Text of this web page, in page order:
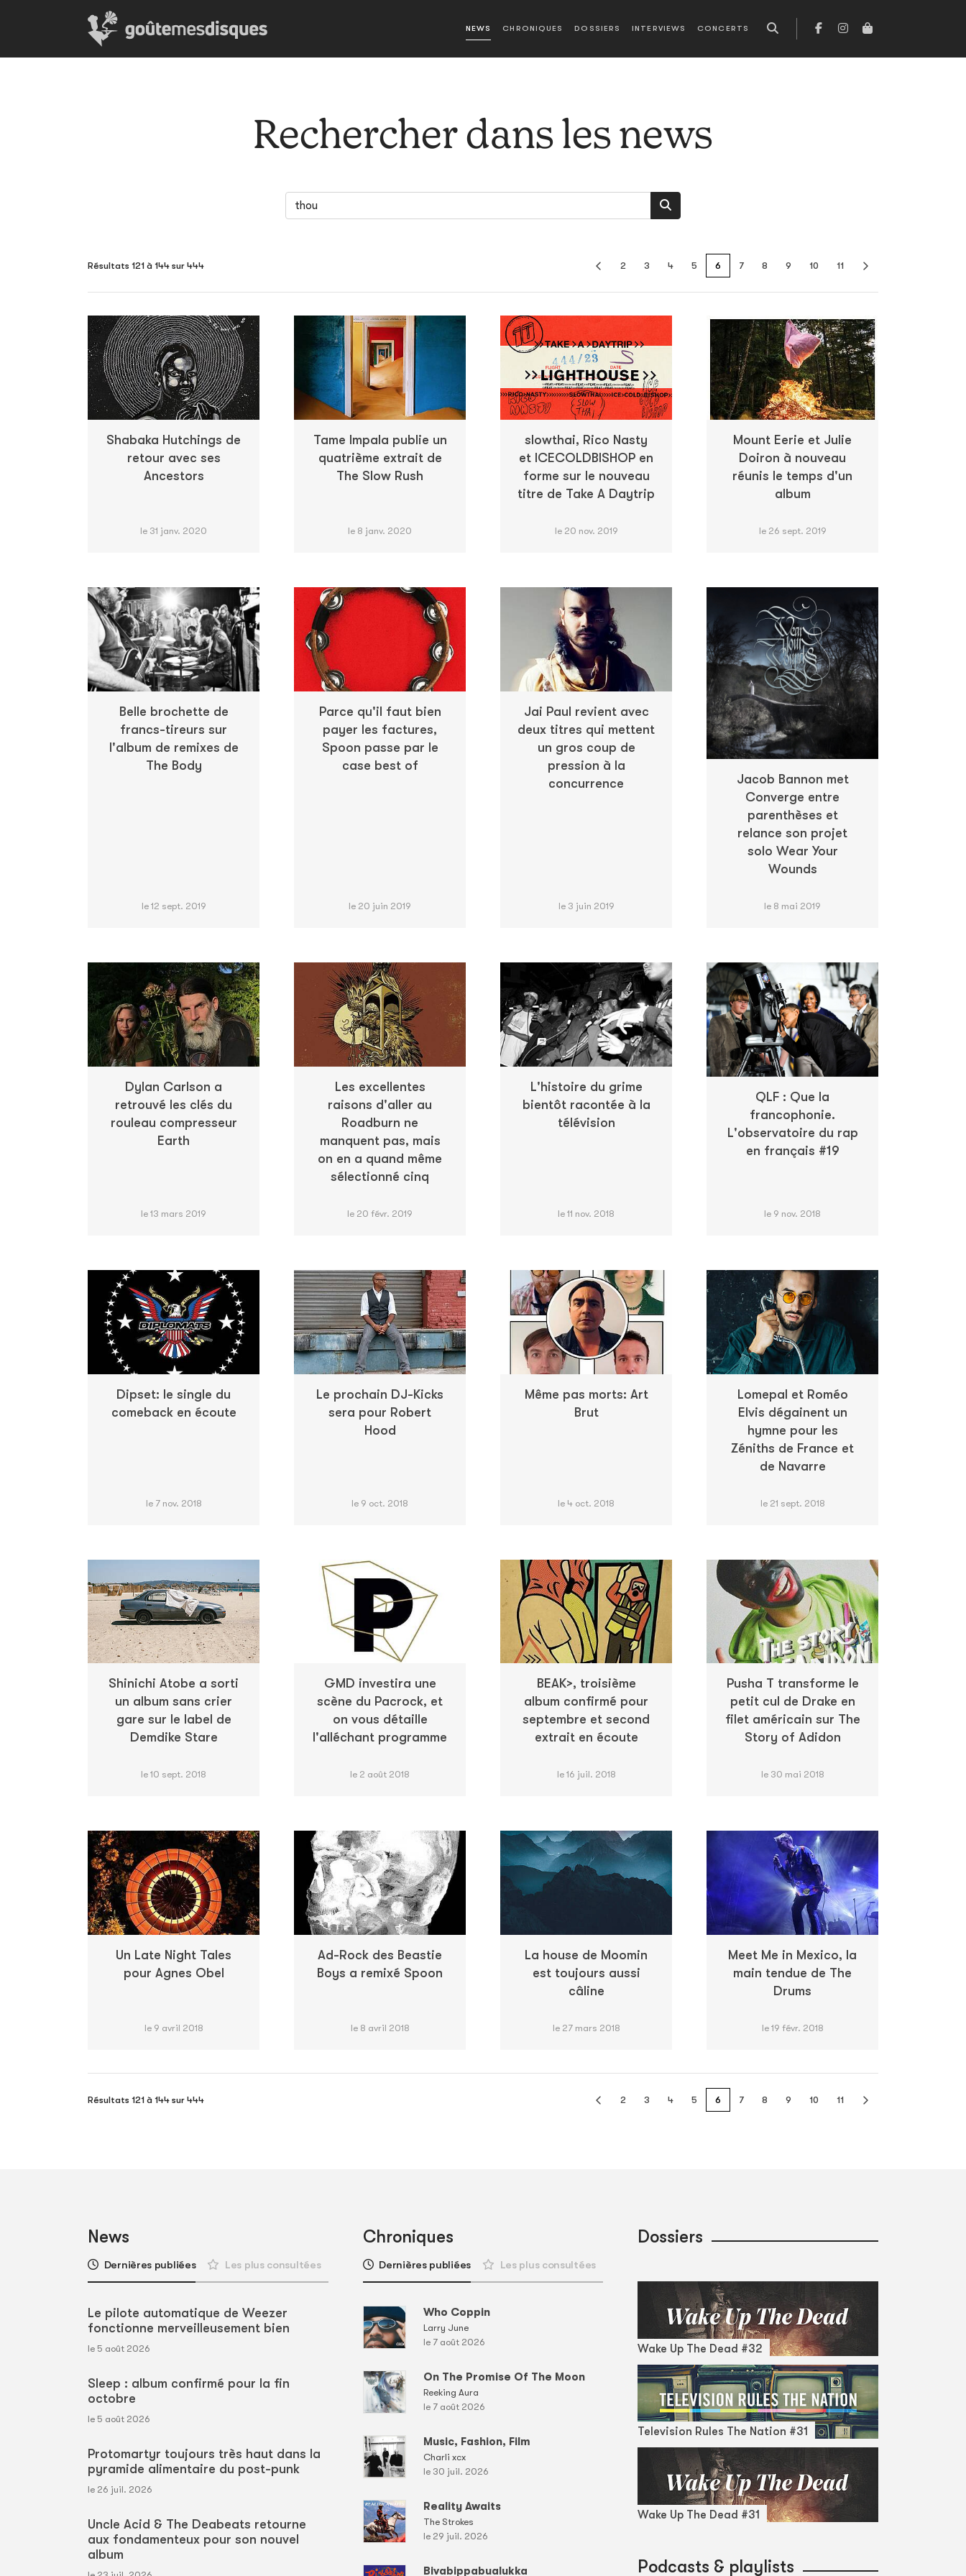
NEWS CHRONIQUES DOSSIERS INTERVIEWS CONCERTS
Rechercher dans les news
Résultats 121 à 144 sur 444 2 3 4 5 6 7 8 9 10 11
Shabaka Hutchings de
retour avec ses
Ancestors
le 31 janv. 2020
Tame Impala publie un
quatrième extrait de
The Slow Rush
le 8 janv. 2020
slowthai, Rico Nasty
et ICECOLDBISHOP en
forme sur le nouveau
titre de Take A Daytrip
le 20 nov. 2019
Mount Eerie et Julie
Doiron à nouveau
réunis le temps d'un
album
le 26 sept. 2019
Belle brochette de
francs-tireurs sur
l'album de remixes de
The Body
le 12 sept. 2019
Parce qu'il faut bien
payer les factures,
Spoon passe par le
case best of
le 20 juin 2019
Jai Paul revient avec
deux titres qui mettent
un gros coup de
pression à la
concurrence
le 3 juin 2019
Jacob Bannon met
Converge entre
parenthèses et
relance son projet
solo Wear Your
Wounds
le 8 mai 2019
Dylan Carlson a
retrouvé les clés du
rouleau compresseur
Earth
le 13 mars 2019
Les excellentes
raisons d'aller au
Roadburn ne
manquent pas, mais
on en a quand même
sélectionné cinq
le 20 févr. 2019
L'histoire du grime
bientôt racontée à la
télévision
le 11 nov. 2018
QLF : Que la
francophonie.
L'observatoire du rap
en français #19
le 9 nov. 2018
Dipset: le single du
comeback en écoute
le 7 nov. 2018
Le prochain DJ-Kicks
sera pour Robert
Hood
le 9 oct. 2018
Même pas morts: Art
Brut
le 4 oct. 2018
Lomepal et Roméo
Elvis dégainent un
hymne pour les
Zéniths de France et
de Navarre
le 21 sept. 2018
Shinichi Atobe a sorti
un album sans crier
gare sur le label de
Demdike Stare
le 10 sept. 2018
GMD investira une
scène du Pacrock, et
on vous détaille
l'alléchant programme
le 2 août 2018
BEAK>, troisième
album confirmé pour
septembre et second
extrait en écoute
le 16 juil. 2018
Pusha T transforme le
petit cul de Drake en
filet américain sur The
Story of Adidon
le 30 mai 2018
Un Late Night Tales
pour Agnes Obel
le 9 avril 2018
Ad-Rock des Beastie
Boys a remixé Spoon
le 8 avril 2018
La house de Moomin
est toujours aussi
câline
le 27 mars 2018
Meet Me in Mexico, la
main tendue de The
Drums
le 19 févr. 2018
Résultats 121 à 144 sur 444 2 3 4 5 6 7 8 9 10 11
News
Dernières publiées Les plus consultées
Le pilote automatique de Weezer
fonctionne merveilleusement bien
le 5 août 2026
Sleep : album confirmé pour la fin
octobre
le 5 août 2026
Protomartyr toujours très haut dans la
pyramide alimentaire du post-punk
le 26 juil. 2026
Uncle Acid & The Deabeats retourne
aux fondamenteux pour son nouvel
album
Chroniques
Dernières publiées Les plus consultées
Who Coppin
Larry June
le 7 août 2026
On The Promise Of The Moon
Reeking Aura
le 7 août 2026
Music, Fashion, Film
Charli xcx
le 30 juil. 2026
Reality Awaits
The Strokes
le 29 juil. 2026
Bivabippabualukka
Dossiers
Wake Up The Dead #32
Television Rules The Nation #31
Wake Up The Dead #31
Podcasts & playlists